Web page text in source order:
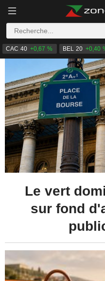
CAC 40 +0,67 % BEL 20 +0,40
Le vert
sur fond